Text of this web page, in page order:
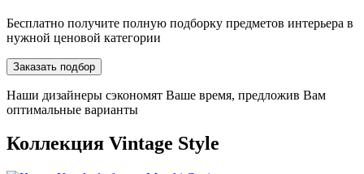
Бесплатно получите полную подборку предметов интерьера в
нужной ценовой категории
Заказать подбор
Наши дизайнеры сэкономят Ваше время, предложив Вам
оптимальные варианты
Коллекция Vintage Style